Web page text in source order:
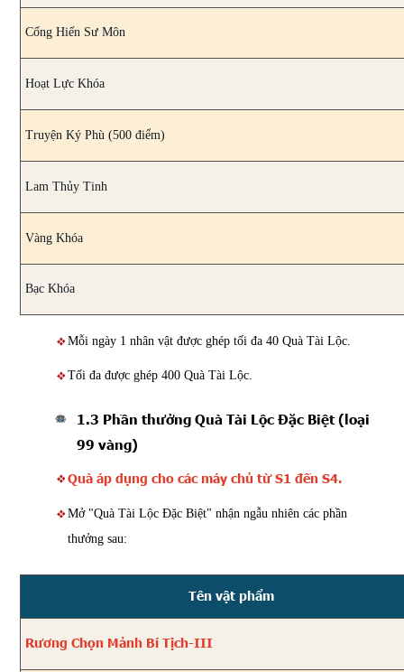
Cống Hiến Sư Môn
Hoạt Lực Khóa
Truyện Ký Phù (500 điểm)
Lam Thủy Tinh
Vàng Khóa
Bạc Khóa
Mỗi ngày 1 nhân vật được ghép tối đa 40 Quà Tài Lộc.
Tối đa được ghép 400 Quà Tài Lộc.
1.3 Phần thưởng Quà Tài Lộc Đặc Biệt (loại
99 vàng)
Quà áp dụng cho các máy chủ từ S1 đến S4.
Mở "Quà Tài Lộc Đặc Biệt" nhận ngẫu nhiên các phần
thưởng sau:
Tên vật phẩm
Rương Chọn Mảnh Bí Tịch-III